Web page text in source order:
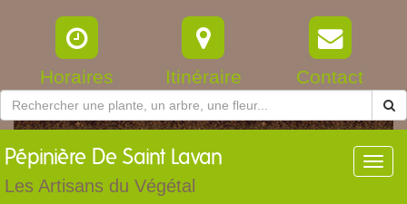
Horaires Itinéraire Contact
Pépinière De Saint Lavan
Les Artisans du Végétal